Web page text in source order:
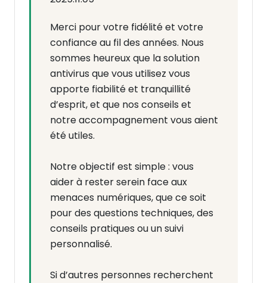
Merci pour votre fidélité et votre
confiance au fil des années. Nous
sommes heureux que la solution
antivirus que vous utilisez vous
apporte fiabilité et tranquillité
d’esprit, et que nos conseils et
notre accompagnement vous aient
été utiles.
Notre objectif est simple : vous
aider à rester serein face aux
menaces numériques, que ce soit
pour des questions techniques, des
conseils pratiques ou un suivi
personnalisé.
Si d’autres personnes recherchent